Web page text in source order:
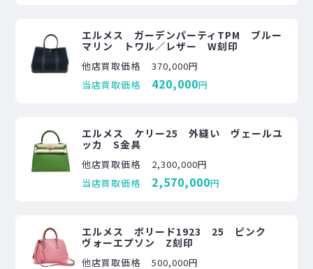
エルメス ガーデンパーティTPM ブルー
マリン トワル／レザー W刻印
他店買取価格
370,000円
当店買取価格
420,000円
エルメス ケリー25 外縫い ヴェールユ
ッカ S金具
他店買取価格
2,300,000円
当店買取価格
2,570,000円
エルメス ボリード1923 25 ピンク
ヴォーエプソン Z刻印
他店買取価格
500,000円